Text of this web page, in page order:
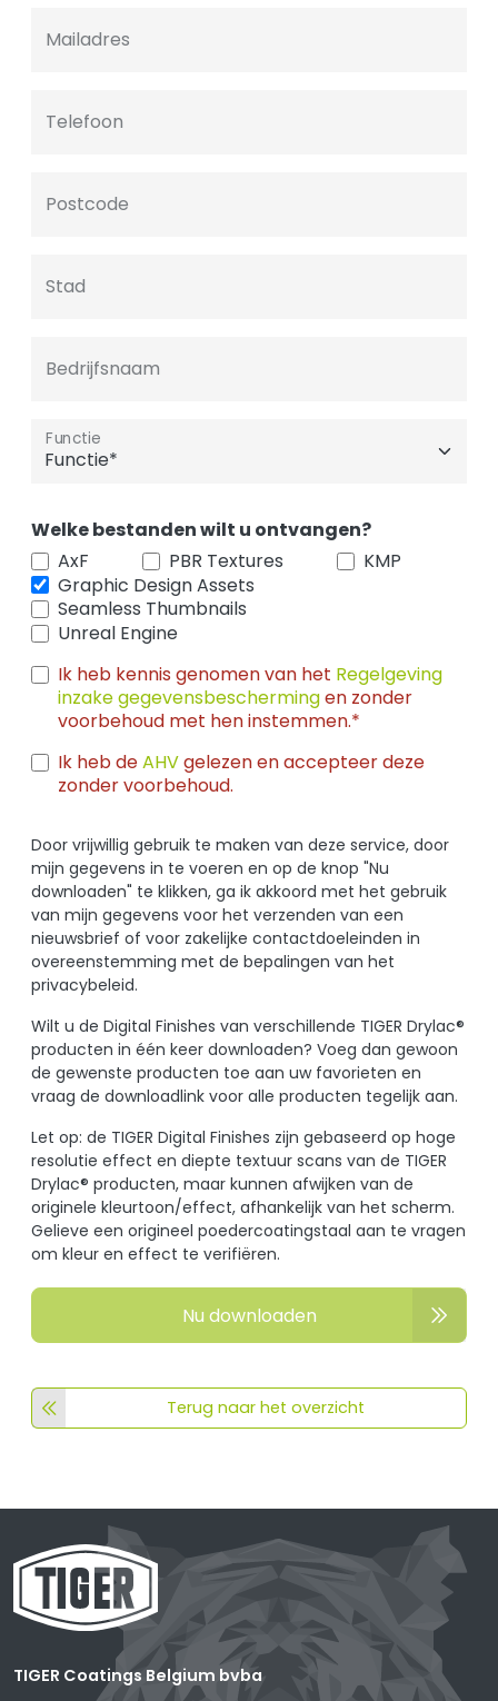
Mailadres
Telefoon
Postcode
Stad
Bedrijfsnaam
Functie
Welke bestanden wilt u ontvangen?
AxF
PBR Textures
KMP
Graphic Design Assets
Seamless Thumbnails
Unreal Engine
Ik heb kennis genomen van het Regelgeving
inzake gegevensbeschermingen zonder
voorbehoud met hen instemmen.*
Ik heb deAHVgelezen en accepteer deze
zonder voorbehoud.
Door vrijwillig gebruik te maken van deze service, door
mijn gegevens in te voeren en op de knop "Nu
downloaden" te klikken, ga ik akkoord met het gebruik
van mijn gegevens voor het verzenden van een
nieuwsbrief of voor zakelijke contactdoeleinden in
overeenstemming met de bepalingen van het
privacybeleid.
Wilt u de Digital Finishes van verschillende TIGER Drylac®
producten in één keer downloaden? Voeg dan gewoon
de gewenste producten toe aan uw favorieten en
vraag de downloadlink voor alle producten tegelijk aan.
Let op: de TIGER Digital Finishes zijn gebaseerd op hoge
resolutie effect en diepte textuur scans van de TIGER
Drylac® producten, maar kunnen afwijken van de
originele kleurtoon/effect, afhankelijk van het scherm.
Gelieve een origineel poedercoatingstaal aan te vragen
om kleur en effect te verifiëren.
Nu downloaden
Terug naar het overzicht
TIGER Coatings Belgium bvba